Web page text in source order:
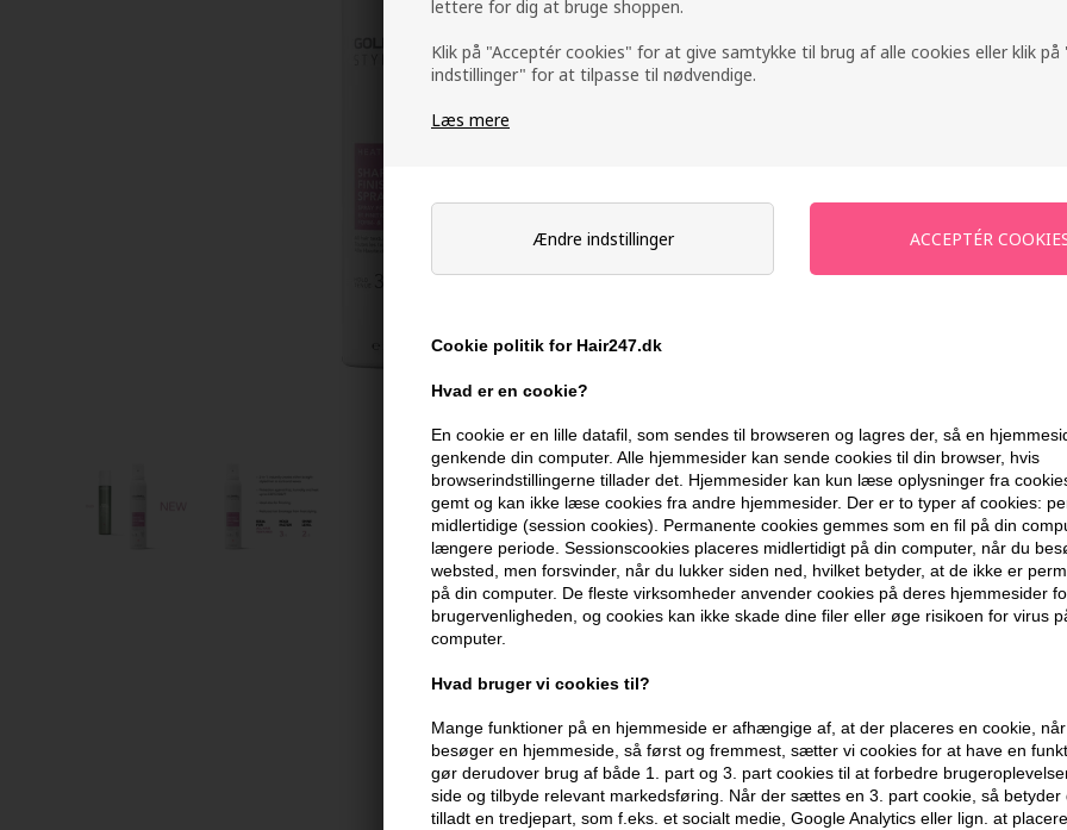
lettere for dig at bruge shoppen.
Klik på "Acceptér cookies" for at give samtykke til brug af alle cookies eller klik
indstillinger" for at tilpasse til nødvendige.
Læs mere
Ændre indstillinger
Cookie politik for Hair247.dk
Hvad er en cookie?
En cookie er en lille datafil, som sendes til browseren og lagres der, så en
genkende din computer. Alle hjemmesider kan sende cookies til din browser, hvis
browserindstillingerne tillader det. Hjemmesider kan kun læse oplysninger fra
gemt og kan ikke læse cookies fra andre hjemmesider. Der er to typer af cookies:
midlertidige (session cookies). Permanente cookies gemmes som en fil på din
længere periode. Sessionscookies placeres midlertidigt på din computer, når du
websted, men forsvinder, når du lukker siden ned, hvilket betyder, at de ikke er
på din computer. De fleste virksomheder anvender cookies på deres hjemmesider
brugervenligheden, og cookies kan ikke skade dine filer eller øge risikoen for virus
computer.
Hvad bruger vi cookies til?
Mange funktioner på en hjemmeside er afhængige af, at der placeres en cookie,
besøger en hjemmeside, så først og fremmest, sætter vi cookies for at have en
gør derudover brug af både 1. part og 3. part cookies til at forbedre
side og tilbyde relevant markedsføring. Når der sættes en 3. part cookie, så betyder
tilladt en tredjepart, som f.eks. et socialt medie, Google Analytics eller lign. at
Goldwell StyleSign Shaping &
enhver frisure.
Egenskaber
Denne spray giver et fleksibelt hold,
håret mod fugt og UV-stråler, hvilket
hurtige tørring og lette formel
- 2-in-1: skaber øjeblikkeligt enten
- Også ideel som finishing spray
- Vegansk formel
- Dermatologisk testet
- Udviklet og produceret i Tyskland